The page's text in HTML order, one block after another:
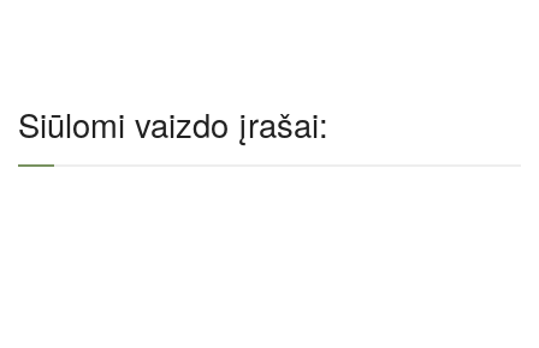
Siūlomi vaizdo įrašai: